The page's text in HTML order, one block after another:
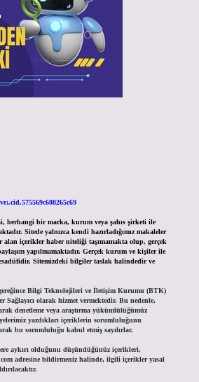
herhangi bir marka, kurum veya şahıs şirketi ile
Sitede yalnızca kendi hazırladığımız makaleler
alan içerikler haber niteliği taşımamakta olup, gerçek
yapılmamaktadır. Gerçek kurum ve kişiler ile
Sitemizdeki bilgiler taslak halindedir ve
Bilgi Teknolojileri ve İletişim Kurumu (BTK)
Sağlayıcı olarak hizmet vermektedir. Bu nedenle,
denetleme veya araştırma yükümlülüğümüz
yazdıkları içeriklerin sorumluluğunu
bu sorumluluğu kabul etmiş sayılırlar.
aykırı olduğunu düşündüğünüz içerikleri,
adresine bildirmeniz halinde, ilgili içerikler yasal